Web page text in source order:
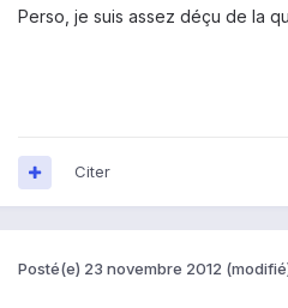
Perso, je suis assez déçu de la
Citer
Posté(e) 23 novembre 2012